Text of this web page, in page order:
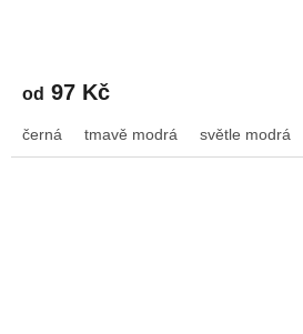
od 97 Kč
černá tmavě modrá světle modrá